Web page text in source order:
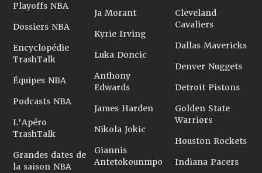
Playoffs NBA
Dossiers NBA
Encyclopédie
TrashTalk
Équipes NBA
Podcasts NBA
L'Apéro
TrashTalk
Grandes dates de
la saison NBA
Ja Morant
Kyrie Irving
Luka Doncic
Anthony
Edwards
James Harden
Nikola Jokic
Giannis
Antetokounmpo
Cleveland
Cavaliers
Dallas Mavericks
Denver Nuggets
Detroit Pistons
Golden State
Warriors
Houston Rockets
Indiana Pacers